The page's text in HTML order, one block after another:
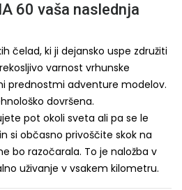
60 vaša naslednja
čelad, ki ji dejansko uspe združiti
varnost vrhunske
prednostmi adventure modelov.
dovršena.
pot okoli sveta ali pa se le
si občasno privoščite skok na
bo razočarala. To je naložba v
uživanje v vsakem kilometru.